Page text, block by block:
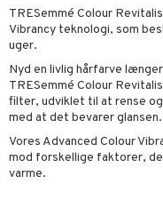
TRESemmé Colour
Vibrancy teknologi, som
uger.
Nyd en livlig hårfarve
TRESemmé Colour
filter, udviklet til at rense
med at det bevarer glansen.
Vores Advanced Colour
mod forskellige faktorer,
varme.
& Overskæg
Rens
2: Eksfoliér
3: Fugt
og masker
og kropspleje
og læbepleje
Elixir
& svar